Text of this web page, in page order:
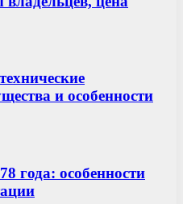
и особенности
года: особенности